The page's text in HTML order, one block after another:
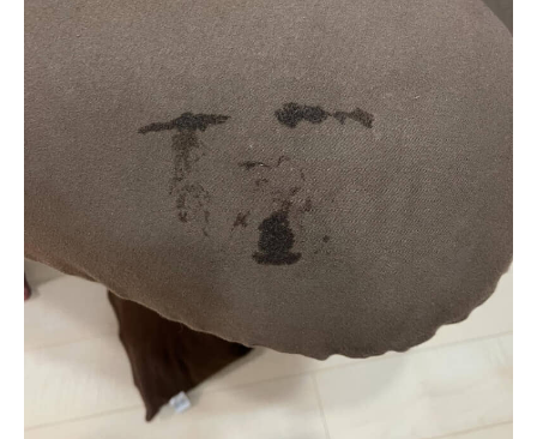
エネルギーの専門メディア
建設×テクノロジーの最前線
ちょっと気になるネットの話題